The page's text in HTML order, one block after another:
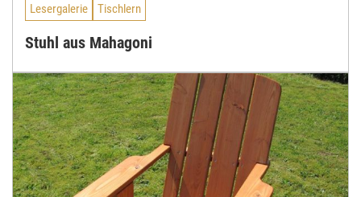
Lesergalerie Tischlern
Stuhl aus Mahagoni